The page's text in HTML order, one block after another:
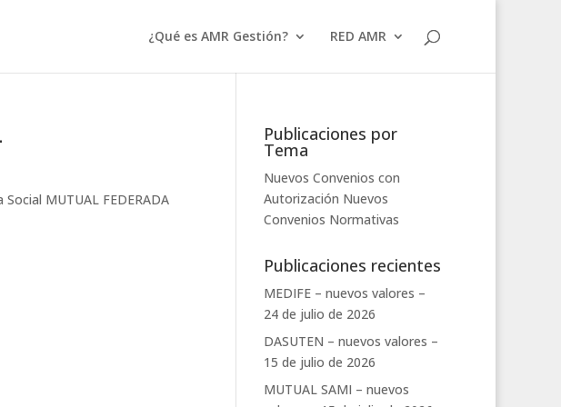
¿Qué es AMR Gestión? RED AMR
MUTUAL FEDERADA
Publicaciones por
Tema
Nuevos Convenios con
Autorización Nuevos
Convenios Normativas
Publicaciones recientes
MEDIFE – nuevos valores –
24 de julio de 2026
DASUTEN – nuevos valores –
15 de julio de 2026
MUTUAL SAMI – nuevos